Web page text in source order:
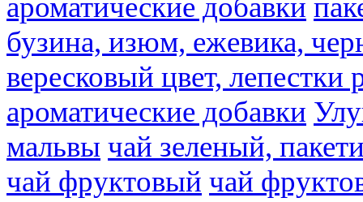
ароматические добавки
бузина, изюм, ежевика,
вересковый цвет, лепестки
ароматические добавки
мальвы чай зеленый,
чай фруктовый чай